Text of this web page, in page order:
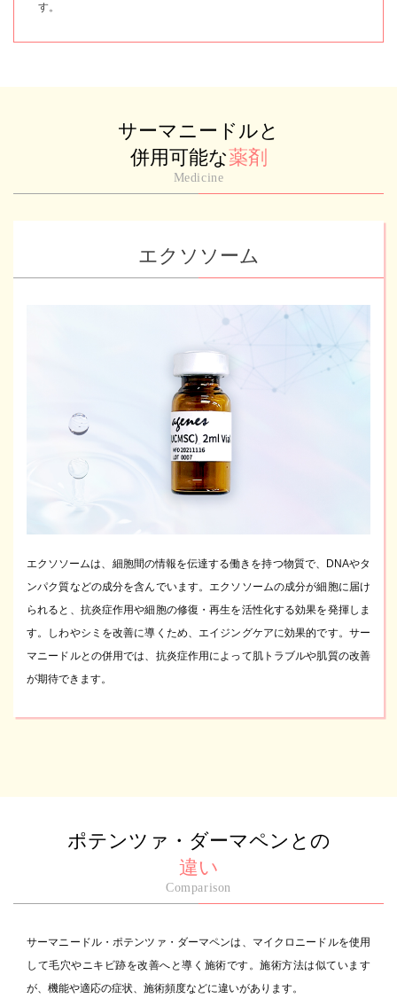
す。
サーマニードルと
併用可能な薬剤
Medicine
エクソソーム
エクソソームは、細胞間の情報を伝達する働きを持つ物質で、DNAやタ
ンパク質などの成分を含んでいます。エクソソームの成分が細胞に届け
られると、抗炎症作用や細胞の修復・再生を活性化する効果を発揮しま
す。しわやシミを改善に導くため、エイジングケアに効果的です。サー
マニードルとの併用では、抗炎症作用によって肌トラブルや肌質の改善
が期待できます。
ポテンツァ・ダーマペンとの
違い
Comparison
サーマニードル・ポテンツァ・ダーマペンは、マイクロニードルを使用
して毛穴やニキビ跡を改善へと導く施術です。施術方法は似ています
が、機能や適応の症状、施術頻度などに違いがあります。